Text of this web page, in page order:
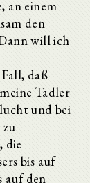
an einem
den
will ich
daß
Tadler
und bei
zu
die
bis auf
auf den